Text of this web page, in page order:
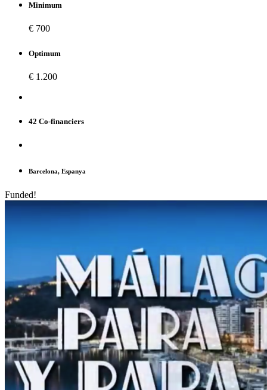
Minimum
€ 700
Optimum
€ 1.200
42 Co-financiers
Barcelona, Espanya
Funded!